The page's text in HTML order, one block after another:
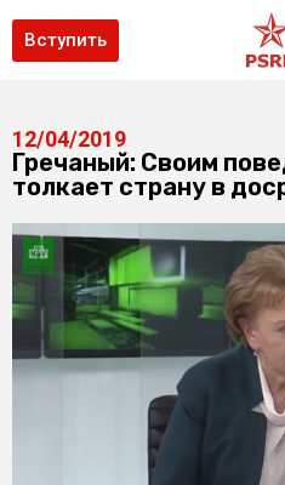
Вступить
12/04/2019
Гречаный: Своим
толкает страну в